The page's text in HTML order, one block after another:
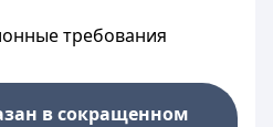
требования
в сокращенном